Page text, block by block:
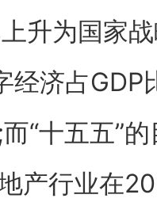
升为国家
经济占GDP
“十五五”
产行业在